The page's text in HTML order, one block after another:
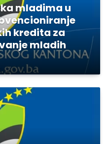
mladima u
kredita za
mladih